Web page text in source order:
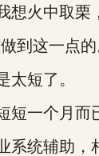
火中取栗
到这一点的
短了。
一个月而
辅助，